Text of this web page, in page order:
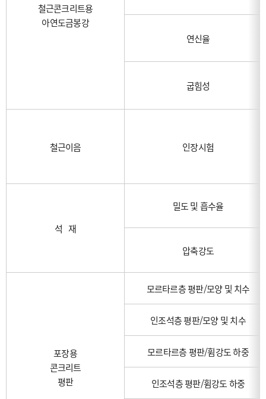
철근콘크리트용
아연도금봉강
연신율
굽힘성
철근이음 인장시험
석 재
밀도 및 흡수율
압축강도
포장용
콘크리트
평판
모르타르층 평판/모양 및 치수
인조석층 평판/모양 및 치수
모르타르층 평판/휨강도 하중
인조석층 평판/휨강도 하중